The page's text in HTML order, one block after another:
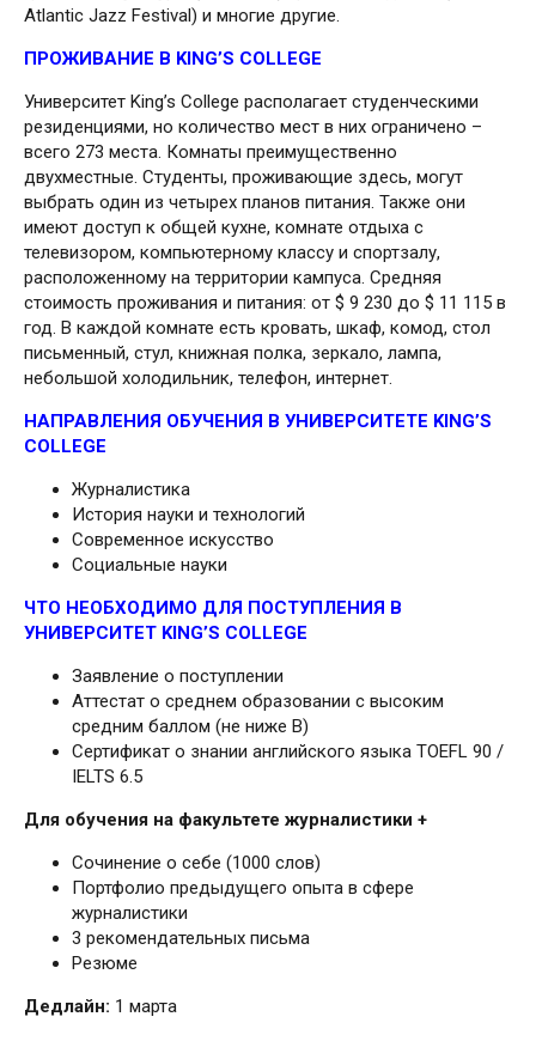
Atlantic Jazz Festival) и многие другие.
ПРОЖИВАНИЕ В KING’S COLLEGE
Университет King’s College располагает студенческими
резиденциями, но количество мест в них ограничено –
всего 273 места. Комнаты преимущественно
двухместные. Студенты, проживающие здесь, могут
выбрать один из четырех планов питания. Также они
имеют доступ к общей кухне, комнате отдыха с
телевизором, компьютерному классу и спортзалу,
расположенному на территории кампуса. Средняя
стоимость проживания и питания: от $ 9 230 до $ 11 115 в
год. В каждой комнате есть кровать, шкаф, комод, стол
письменный, стул, книжная полка, зеркало, лампа,
небольшой холодильник, телефон, интернет.
НАПРАВЛЕНИЯ ОБУЧЕНИЯ В УНИВЕРСИТЕТЕ KING’S
COLLEGE
Журналистика
История науки и технологий
Современное искусство
Социальные науки
ЧТО НЕОБХОДИМО ДЛЯ ПОСТУПЛЕНИЯ В
УНИВЕРСИТЕТ KING’S COLLEGE
Заявление о поступлении
Аттестат о среднем образовании с высоким
средним баллом (не ниже В)
Сертификат о знании английского языка TOEFL 90 /
IELTS 6.5
Для обучения на факультете журналистики +
Сочинение о себе (1000 слов)
Портфолио предыдущего опыта в сфере
журналистики
3 рекомендательных письма
Резюме
Дедлайн: 1 марта